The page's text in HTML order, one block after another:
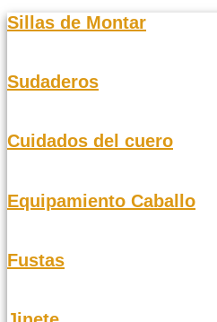
Sillas de Montar
Sudaderos
Cuidados del cuero
Equipamiento Caballo
Fustas